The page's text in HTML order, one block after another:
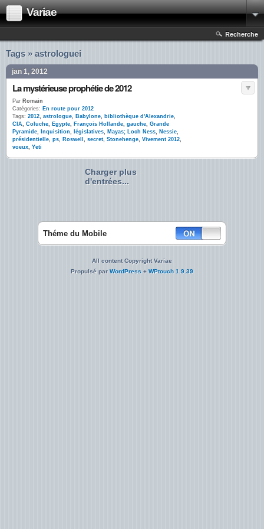
Variae
Recherche
Tags » astrologuei
jan 1, 2012
La mystérieuse prophétie de 2012
Par Romain
Catégories: En route pour 2012
Tags: 2012, astrologue, Babylone, bibliothèque d'Alexandrie,
CIA, Coluche, Egypte, François Hollande, gauche, Grande
Pyramide, Inquisition, législatives, Mayas; Loch Ness, Nessie,
présidentielle, ps, Roswell , secret, Stonehenge, Vivement 2012,
voeux, Yeti
Charger plus
d'entrées...
Théme du Mobile
All content Copyright Variae
Propulsé parWordPress + WPtouch 1.9.39